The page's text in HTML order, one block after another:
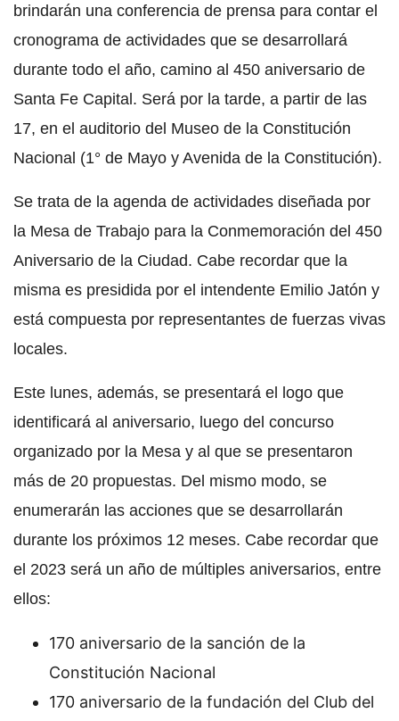
brindarán una conferencia de prensa para contar el
cronograma de actividades que se desarrollará
durante todo el año, camino al 450 aniversario de
Santa Fe Capital. Será por la tarde, a partir de las
17, en el auditorio del Museo de la Constitución
Nacional (1° de Mayo y Avenida de la Constitución).
Se trata de la agenda de actividades diseñada por
la Mesa de Trabajo para la Conmemoración del 450
Aniversario de la Ciudad. Cabe recordar que la
misma es presidida por el intendente Emilio Jatón y
está compuesta por representantes de fuerzas vivas
locales.
Este lunes, además, se presentará el logo que
identificará al aniversario, luego del concurso
organizado por la Mesa y al que se presentaron
más de 20 propuestas. Del mismo modo, se
enumerarán las acciones que se desarrollarán
durante los próximos 12 meses. Cabe recordar que
el 2023 será un año de múltiples aniversarios, entre
ellos:
170 aniversario de la sanción de la
Constitución Nacional
170 aniversario de la fundación del Club del